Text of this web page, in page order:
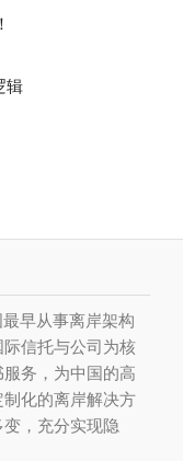
辑
早从事离岸架构
信托与公司为核
务，为中国的高
化的离岸解决方
，充分实现隐